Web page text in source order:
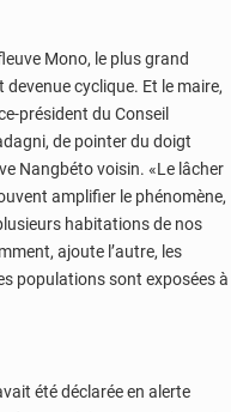
Mono, le plus grand
cyclique. Et le maire,
président du Conseil
de pointer du doigt
Nangbéto voisin. «Le lâcher
amplifier le phénomène,
habitations de nos
ajoute l’autre, les
populations sont exposées à
été déclarée en alerte